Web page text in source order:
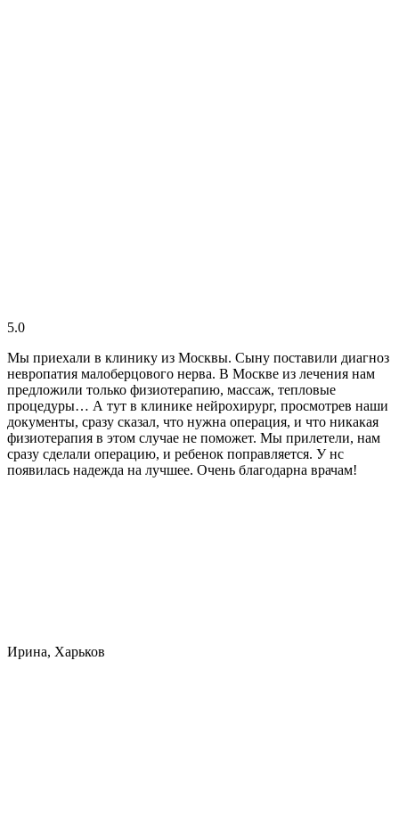
5.0
Мы приехали в клинику из Москвы. Сыну поставили диагноз
невропатия малоберцового нерва. В Москве из лечения нам
предложили только физиотерапию, массаж, тепловые
процедуры… А тут в клинике нейрохирург, просмотрев наши
документы, сразу сказал, что нужна операция, и что никакая
физиотерапия в этом случае не поможет. Мы прилетели, нам
сразу сделали операцию, и ребенок поправляется. У нс
появилась надежда на лучшее. Очень благодарна врачам!
Ирина, Харьков